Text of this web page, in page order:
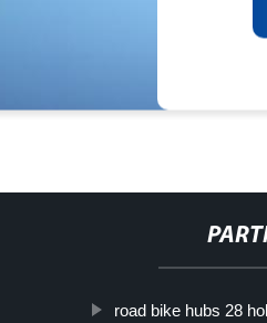
road bike hubs 28